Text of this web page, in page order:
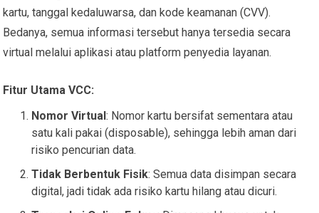
kartu, tanggal kedaluwarsa, dan kode keamanan (CVV).
Bedanya, semua informasi tersebut hanya tersedia secara
virtual melalui aplikasi atau platform penyedia layanan.
Fitur Utama VCC:
Nomor Virtual: Nomor kartu bersifat sementara atau
satu kali pakai (disposable), sehingga lebih aman dari
risiko pencurian data.
Tidak Berbentuk Fisik: Semua data disimpan secara
digital, jadi tidak ada risiko kartu hilang atau dicuri.